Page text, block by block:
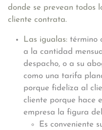
donde se prevean todos
cliente contrata.
Las igualas: término
a la cantidad
despacho, o a su
como una tarifa
porque fideliza al
cliente porque hace
empresa la figura
Es conveniente